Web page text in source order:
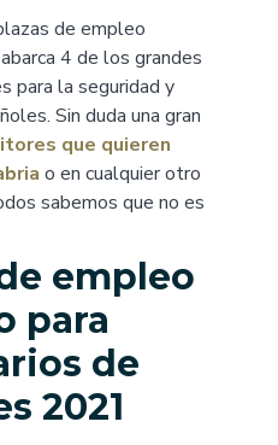
de empleo
4 de los grandes
para la seguridad y
Sin duda una gran
que quieren
o en cualquier otro
sabemos que no es
empleo
para
de
2021